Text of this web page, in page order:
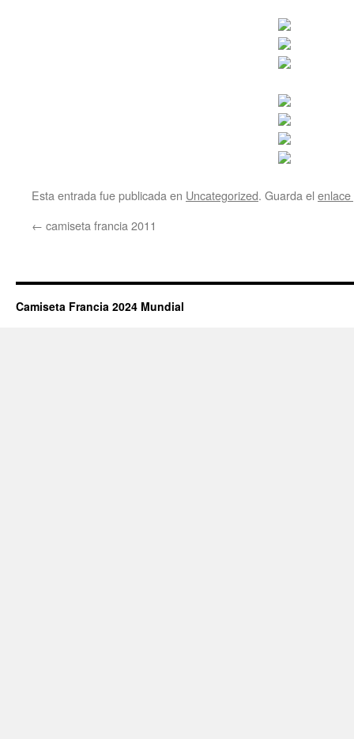
Esta entrada fue publicada en Uncategorized. Guarda el
← camiseta francia 2011
Camiseta Francia 2024 Mundial